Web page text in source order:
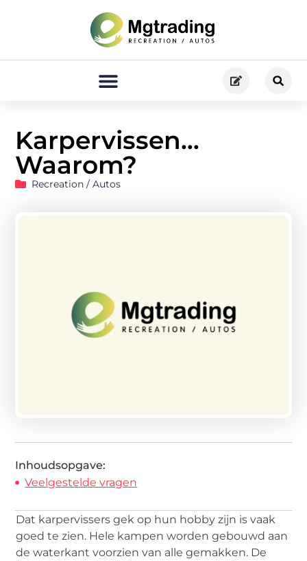
Karpervissen…
Waarom?
Recreation / Autos
Inhoudsopgave:
Veelgestelde vragen
Dat karpervissers gek op hun hobby zijn is vaak
goed te zien. Hele kampen worden gebouwd aan
de waterkant voorzien van alle gemakken. De